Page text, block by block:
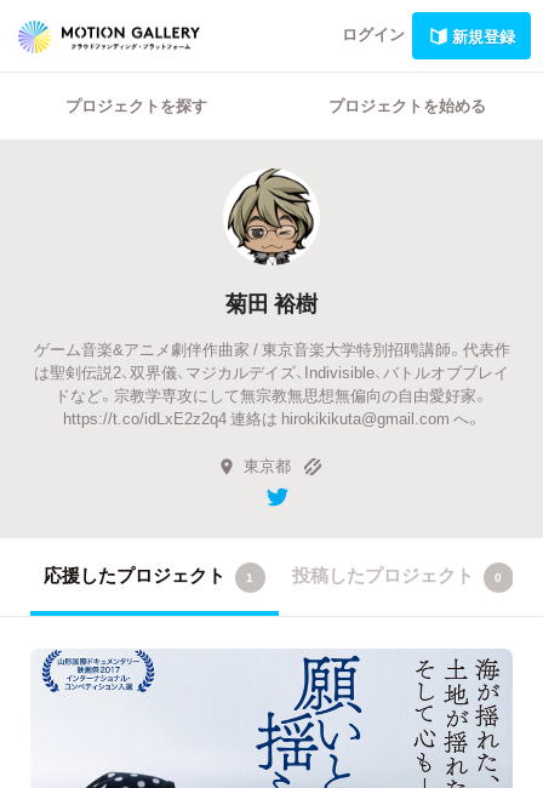
ログイン 新規登録
プロジェクトを探す プロジェクトを始める
菊田 裕樹
ゲーム音楽&アニメ劇伴作曲家 / 東京音楽大学特別招聘講師。代表作
は聖剣伝説2、双界儀、マジカルデイズ、Indivisible、バトルオブブレイ
ドなど。宗教学専攻にして無宗教無思想無偏向の自由愛好家。
https://t.co/idLxE2z2q4 連絡は hirokikikuta@gmail.com へ。
東京都
応援したプロジェクト 1 投稿したプロジェクト 0